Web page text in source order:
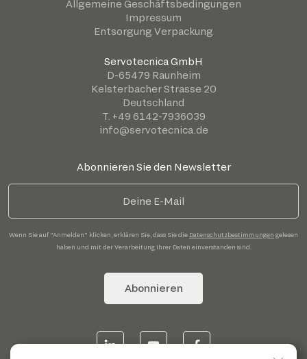
Allgemeine Geschäftsbedingungen
Impressum
Entsorgung Verpackung
Servotecnica GmbH
D-65479 Raunheim
Kelsterbacher Strasse 20
Deutschland
T. +49 6142-7936039
info@servotecnica.de
Abonnieren Sie den Newsletter
Wenn Sie auf "Anmelden" klicken, erklären Sie, dass Sie die Datenschutzbestimmungen gelesen
haben und mit der Verarbeitung Ihrer Daten einverstanden sind.
Abonnieren